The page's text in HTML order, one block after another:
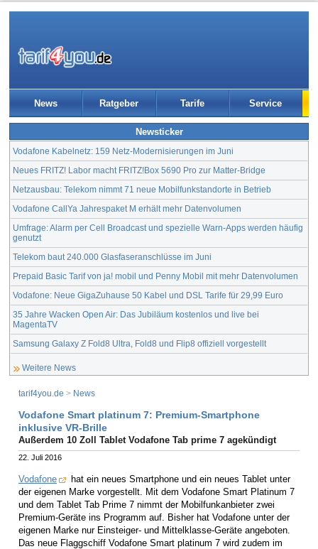
News Ratgeber Tarife Service
Newsticker
Vodafone Kabelnetz: 159 Netz-Modernisierungen im Juni
Neues FRITZ! Labor macht FRITZ!Box 5690 Pro zur Matter-Bridge
Netzausbau: Telekom nimmt 71 neue Mobilfunkstandorte in Betrieb
Vodafone CallYa Jahrespaket M erhält mehr Datenvolumen
Umfrage: Alarm per Cell Broadcast und spezielle Warn-Apps werden häufig
genutzt
Telekom baut 240.000 Glasfaseranschlüsse im Juni
Prepaid Basic Tarif von ja! mobil und Penny Mobil mit mehr Datenvolumen
Vodafone: Neue GigaZuhause 50 Kabel und DSL Tarife für 29,99 Euro
35 Jahre Wacken Open Air: Das Jubiläum kostenlos und live bei
MagentaTV
Samsung Galaxy Z Fold8 Ultra, Fold8 und Flip8 offiziell vorgestellt
Weitere News
tarif4you.de > News
Vodafone Smart platinum 7: Premium-Smartphone
inklusive VR-Brille
Außerdem 10 Zoll Tablet Vodafone Tab prime 7 agekündigt
22. Juli 2016
Vodafone
hat ein neues Smartphone und ein neues Tablet unter
der eigenen Marke vorgestellt. Mit dem Vodafone Smart Platinum 7
und dem Tablet Tab Prime 7 nimmt der Mobilfunkanbieter zwei
Premium-Geräte ins Programm auf. Bisher hat Vodafone unter der
eigenen Marke nur Einsteiger- und Mittelklasse-Geräte angeboten.
Das neue Flaggschiff Vodafone Smart platinum 7 wird zudem im